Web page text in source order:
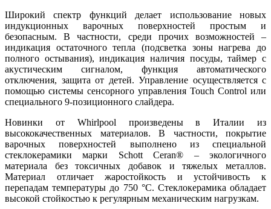
Широкий спектр функций делает использование новых
индукционных варочных поверхностей простым и
безопасным. В частности, среди прочих возможностей –
индикация остаточного тепла (подсветка зоны нагрева до
полного остывания), индикация наличия посуды, таймер с
акустическим сигналом, функция автоматического
отключения, защита от детей. Управление осуществляется с
помощью системы сенсорного управления Touch Control или
специального 9-позиционного слайдера.
Новинки от Whirlpool произведены в Италии из
высококачественных материалов. В частности, покрытие
варочных поверхностей выполнено из специальной
стеклокерамики марки Schott Ceran® – экологичного
материала без токсичных добавок и тяжелых металлов.
Материал отличает жаростойкость и устойчивость к
перепадам температуры до 750 °C. Стеклокерамика обладает
высокой стойкостью к регулярным механическим нагрузкам.